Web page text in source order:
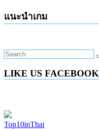
แนะนำเกม
LIKE US FACEBOOK
Top10inThai